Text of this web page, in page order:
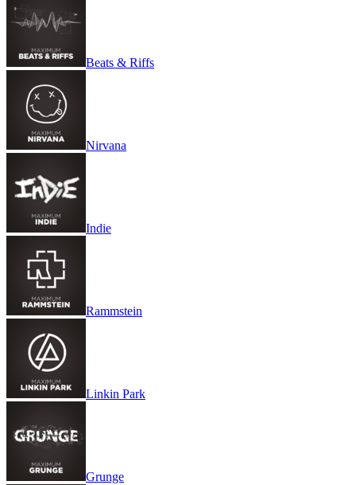
Beats & Riffs
Nirvana
Indie
Rammstein
Linkin Park
Grunge